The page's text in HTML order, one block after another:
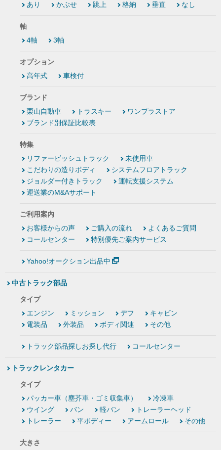
あり
かぶせ 跳上 格納 垂直 なし
軸
4軸
3軸
オプション
高年式
車検付
ブランド
栗山自動車
トラスキー
ワンプラストア
ブランド別保証比較表
特集
リファービッシュトラック
未使用車
こだわりの造りボディ
システムフロアトラック
ジョルダー付きトラック
運転支援システム
運送業のM&Aサポート
ご利用案内
お客様からの声
ご購入の流れ
よくあるご質問
コールセンター
特別優先ご案内サービス
Yahoo!オークション出品中
中古トラック部品
タイプ
エンジン
ミッション デフ
キャビン
電装品
外装品 ボディ関連 その他
トラック部品探しお探し代行 コールセンター
トラックレンタカー
タイプ
パッカー車（塵芥車・ゴミ収集車）
冷凍車
ウイング
バン 軽バン
トレーラーヘッド
トレーラー
平ボディー アームロール その他
大きさ